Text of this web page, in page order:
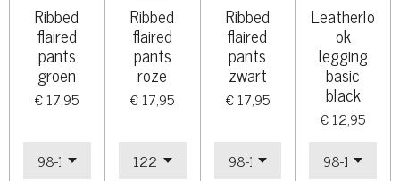
Ribbed
flaired
pants
groen
€ 17,95
Ribbed
flaired
pants
roze
€ 17,95
Ribbed
flaired
pants
zwart
€ 17,95
Leatherlo
ok
legging
basic
black
€ 12,95